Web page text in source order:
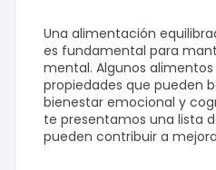
Una alimentación
es fundamental para
mental. Algunos
propiedades que pueden
bienestar emocional y
te presentamos una lista
pueden contribuir a